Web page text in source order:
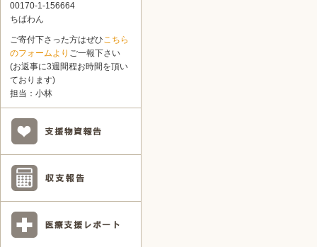
00170-1-156664
ちばわん
ご寄付下さった方はぜひこちら
のフォームより ご一報下さい
(お返事に3週間程お時間を頂い
ております)
担当：小林